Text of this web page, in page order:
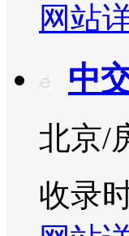
网站
中
北京/
收录